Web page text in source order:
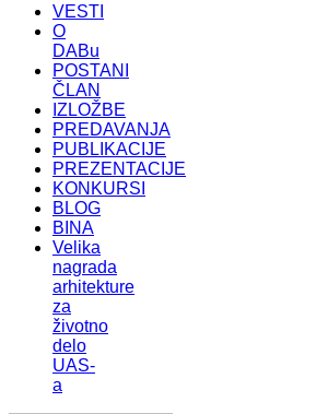
VESTI
O
DABu
POSTANI
ČLAN
IZLOŽBE
PREDAVANJA
PUBLIKACIJE
PREZENTACIJE
KONKURSI
BLOG
BINA
Velika
nagrada
arhitekture
za
životno
delo
UAS-
a